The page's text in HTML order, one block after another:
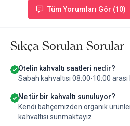
Tüm Yorumları Gör (10)
Sıkça Sorulan Sorular
Otelin kahvaltı saatleri nedir?
Sabah kahvaltısı 08:00-10:00
Ne tür bir kahvaltı sunuluyor?
Kendi bahçemizden organik
kahvaltısı sunmaktayız .